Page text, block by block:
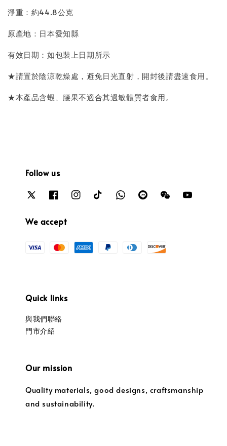
淨重：約44.8公克
原產地：日本愛知縣
有效日期：如包裝上日期所示
★請置於陰涼乾燥處，避免日光直射，開封後請盡速食用。
★本產品含蝦、腰果不適合其過敏體質者食用。
Follow us
We accept
Quick links
與我們聯絡
門市介紹
Our mission
Quality materials, good designs, craftsmanship
and sustainability.